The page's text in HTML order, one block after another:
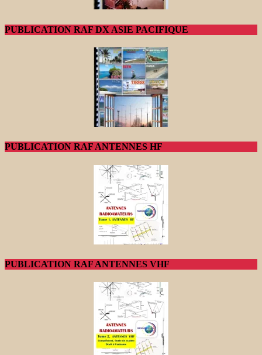
PUBLICATION RAF DX ASIE PACIFIQUE
PUBLICATION RAF ANTENNES HF
PUBLICATION RAF ANTENNES VHF